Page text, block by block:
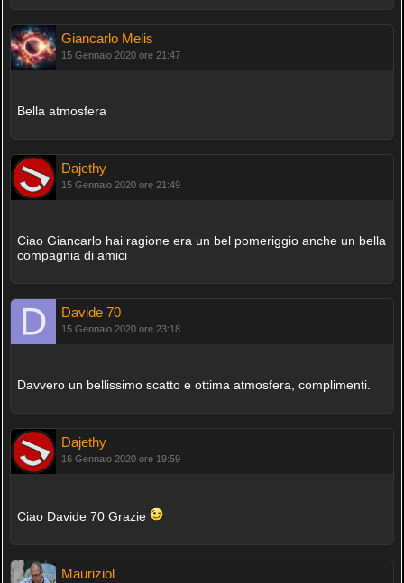
Giancarlo Melis
15 Gennaio 2020 ore 21:47
Bella atmosfera
Dajethy
15 Gennaio 2020 ore 21:49
Ciao Giancarlo hai ragione era un bel pomeriggio anche un bella
compagnia di amici
Davide 70
15 Gennaio 2020 ore 23:18
Davvero un bellissimo scatto e ottima atmosfera, complimenti.
Dajethy
16 Gennaio 2020 ore 19:59
Ciao Davide 70 Grazie
Mauriziol